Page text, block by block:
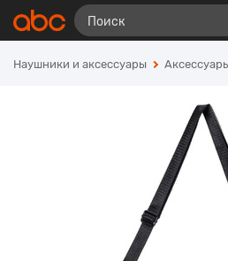
Наушники и аксессуары